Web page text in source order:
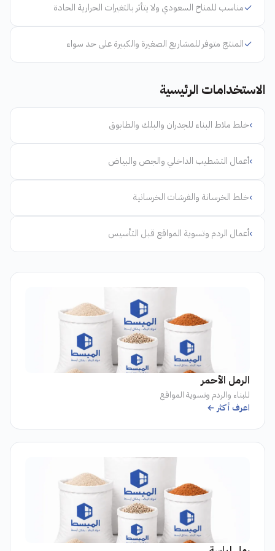
✓مناسب للمناخ السعودي ولا يتأثر بالتغيرات الحرارية الحادة
✓المنتج متوفر للمشاريع الصغيرة والكبيرة على حد سواء
الاستخدامات الرئيسية
›خلط ملاط البناء للجدران والبلك والطابوق
›أعمال التشطيب الداخلي والجص والبياض
›خلط الخرسانة والفرشات الخرسانية
›أعمال الردم وتسوية المواقع قبل التأسيس
الرمل الأحمر
للبناء والردم وتسوية المواقع
اعرف أكثر ←